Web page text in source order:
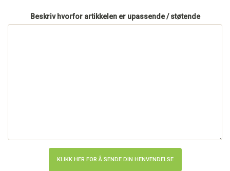
Beskriv hvorfor artikkelen er upassende / støtende